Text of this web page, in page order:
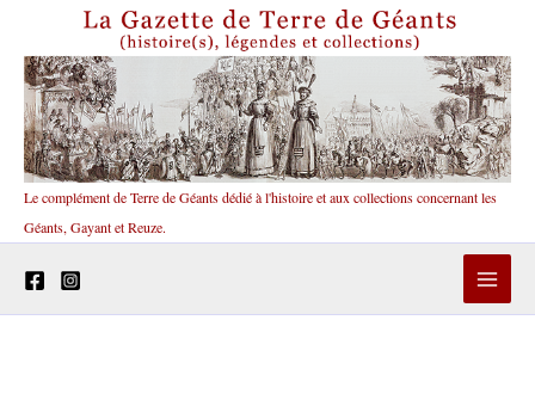
contenu
Le complément de Terre de Géants dédié à l'histoire et aux collections concernant les
Géants, Gayant et Reuze.